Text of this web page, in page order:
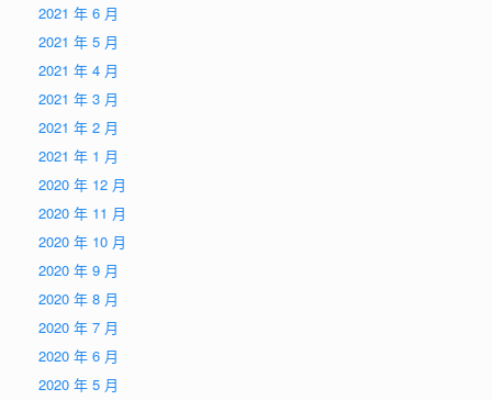
2021 年 6 月
2021 年 5 月
2021 年 4 月
2021 年 3 月
2021 年 2 月
2021 年 1 月
2020 年 12 月
2020 年 11 月
2020 年 10 月
2020 年 9 月
2020 年 8 月
2020 年 7 月
2020 年 6 月
2020 年 5 月